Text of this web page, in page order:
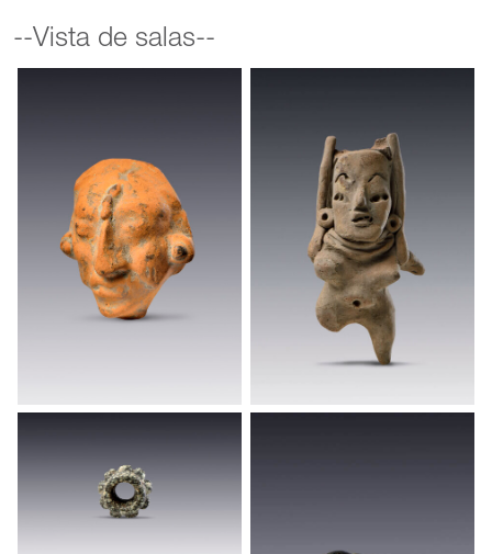
--Vista de salas--